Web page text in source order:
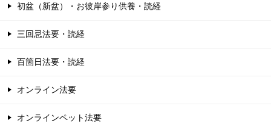
初盆（新盆）・お彼岸参り供養・読経
三回忌法要・読経
百箇日法要・読経
オンライン法要
オンラインペット法要